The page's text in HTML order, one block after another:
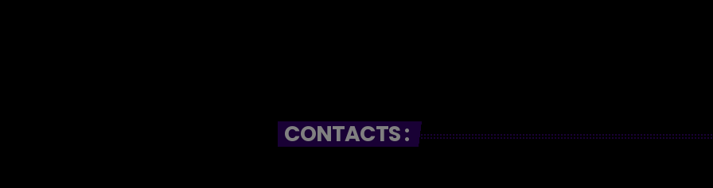
CONTACTS :